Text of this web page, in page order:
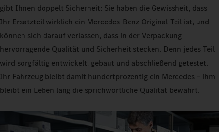
gibt Ihnen doppelt Sicherheit: Sie haben die Gewissheit, dass
Ihr Ersatzteil wirklich ein Mercedes-Benz Original-Teil ist, und
können sich darauf verlassen, dass in der Verpackung
hervorragende Qualität und Sicherheit stecken. Denn jedes Teil
wird sorgfältig entwickelt, gebaut und abschließend getestet.
Ihr Fahrzeug bleibt damit hundertprozentig ein Mercedes – ihm
bleibt ein Leben lang die sprichwörtliche Qualität bewahrt.